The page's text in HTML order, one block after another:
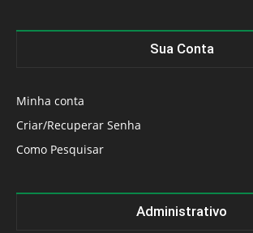
Sua Conta
Minha conta
Criar/Recuperar Senha
Como Pesquisar
Administrativo